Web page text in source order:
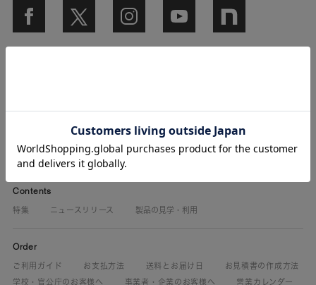
サインイン・新規登録
当社製品マニュアル閲覧
登録情報の確認・変更
Contents
特集 ニュースリリース 製品の見学・利用
Order
ご利用ガイド お支払方法 送料とお届け日
お見積書の作成方法
学校・官公庁のお客様へ
事業者・企業のお客様へ 営業カレンダー